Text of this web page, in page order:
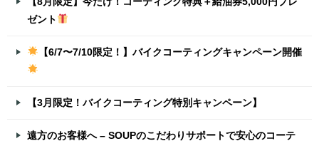
ゼント
【6/7〜7/10限定！】バイクコーティングキャンペーン開催
【3月限定！バイクコーティング特別キャンペーン】
遠方のお客様へ – SOUPのこだわりサポートで安心のコーテ